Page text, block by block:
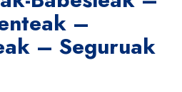
–
– Seguruak